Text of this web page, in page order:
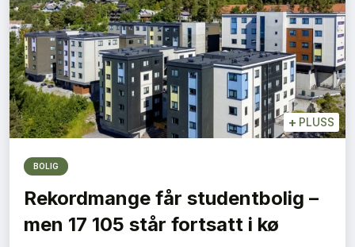
+ PLUSS
BOLIG
Rekordmange får studentbolig –
men 17 105 står fortsatt i kø